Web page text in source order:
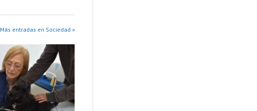
Más entradas en Sociedad »